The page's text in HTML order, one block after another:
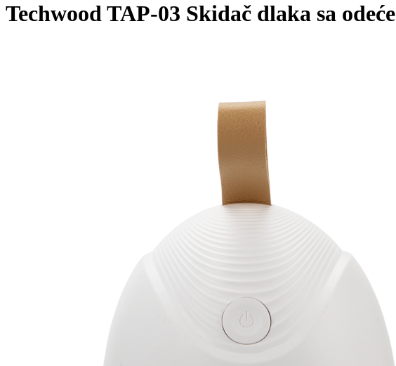
Techwood TAP-03 Skidač dlaka sa odeće